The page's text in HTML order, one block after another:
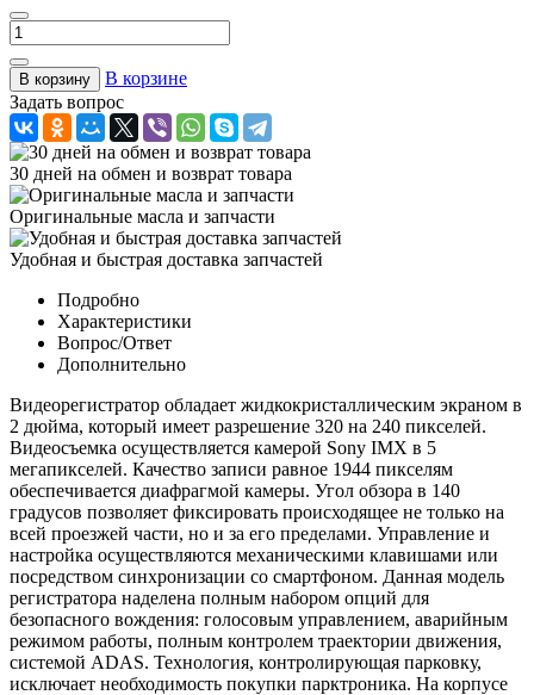
В корзину
В корзине
Задать вопрос
30 дней на обмен и возврат товара
Оригинальные масла и запчасти
Удобная и быстрая доставка запчастей
Подробно
Характеристики
Вопрос/Ответ
Дополнительно
Видеорегистратор обладает жидкокристаллическим экраном в
2 дюйма, который имеет разрешение 320 на 240 пикселей.
Видеосъемка осуществляется камерой Sony IMX в 5
мегапикселей. Качество записи равное 1944 пикселям
обеспечивается диафрагмой камеры. Угол обзора в 140
градусов позволяет фиксировать происходящее не только на
всей проезжей части, но и за его пределами. Управление и
настройка осуществляются механическими клавишами или
посредством синхронизации со смартфоном. Данная модель
регистратора наделена полным набором опций для
безопасного вождения: голосовым управлением, аварийным
режимом работы, полным контролем траектории движения,
системой ADAS. Технология, контролирующая парковку,
исключает необходимость покупки парктроника. На корпусе